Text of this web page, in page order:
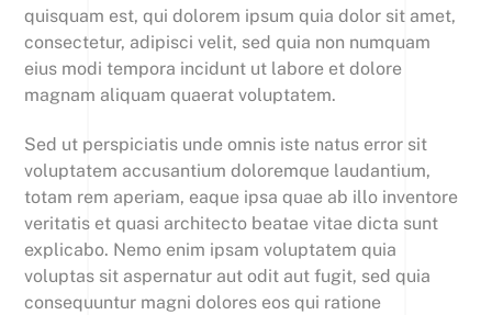
quisquam est, qui dolorem ipsum quia dolor sit amet,
consectetur, adipisci velit, sed quia non numquam
eius modi tempora incidunt ut labore et dolore
magnam aliquam quaerat voluptatem.
Sed ut perspiciatis unde omnis iste natus error sit
voluptatem accusantium doloremque laudantium,
totam rem aperiam, eaque ipsa quae ab illo inventore
veritatis et quasi architecto beatae vitae dicta sunt
explicabo. Nemo enim ipsam voluptatem quia
voluptas sit aspernatur aut odit aut fugit, sed quia
consequuntur magni dolores eos qui ratione